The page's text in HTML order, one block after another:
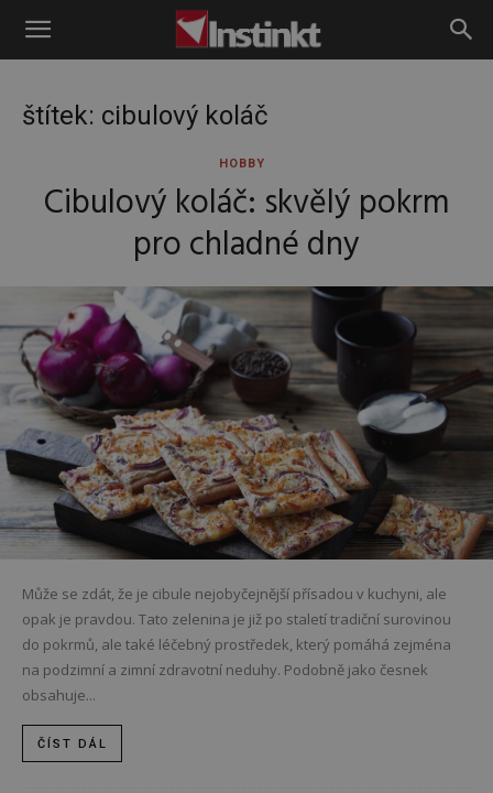
Instinkt
štítek: cibulový koláč
HOBBY
Cibulový koláč: skvělý pokrm
pro chladné dny
Může se zdát, že je cibule nejobyčejnější přísadou v kuchyni, ale
opak je pravdou. Tato zelenina je již po staletí tradiční surovinou
do pokrmů, ale také léčebný prostředek, který pomáhá zejména
na podzimní a zimní zdravotní neduhy. Podobně jako česnek
obsahuje...
ČÍST DÁL